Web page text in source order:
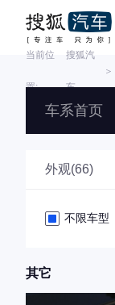
当前位
置:
搜狐汽
车
＞
车系首页
外观(66)
不限车型
其它